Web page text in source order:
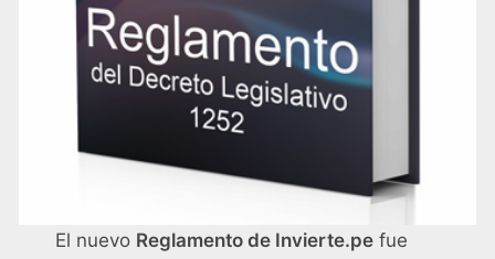
El nuevo Reglamento de Invierte.pe fue